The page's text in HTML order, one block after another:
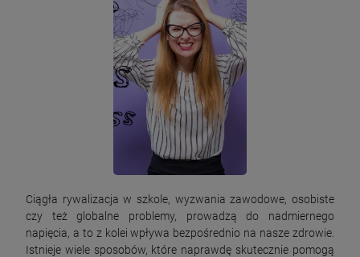
Ciągła rywalizacja w szkole, wyzwania zawodowe, osobiste
czy też globalne problemy, prowadzą do nadmiernego
napięcia, a to z kolei wpływa bezpośrednio na nasze zdrowie.
Istnieje wiele sposobów, które naprawdę skutecznie pomogą